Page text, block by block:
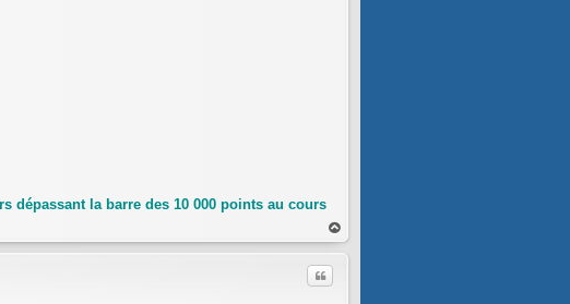
dépassant la barre des 10 000 points au cours
au
Citer